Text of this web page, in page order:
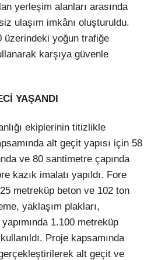
Yazı Gönder
Yazılarım
Yorumlarım
Facebook
yerleşim alanları arasında
ulaşım imkânı oluşturuldu.
üzerindeki yoğun trafiğe
karşıya güvenle
YAŞANDI
ekiplerinin titizlikle
alt geçit yapısı için 58
ve 80 santimetre çapında
kazık imalatı yapıldı. Fore
metreküp beton ve 102 ton
yaklaşım plakları,
1.100 metreküp
Proje kapsamında
alt geçit ve